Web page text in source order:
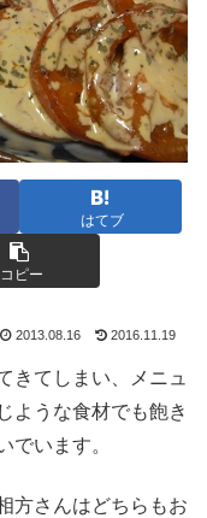
はてブ
コピー
2013.08.16 2016.11.19
きてしまい、メニュ
ような食材でも飽き
でいます。
方さんはどちらもお